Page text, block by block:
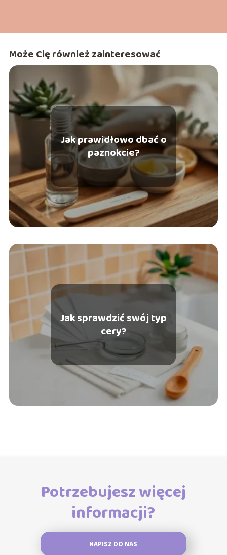
Może Cię również zainteresować
Jak prawidłowo dbać o
paznokcie?
Jak sprawdzić swój typ
cery?
Potrzebujesz więcej
informacji?
NAPISZ DO NAS